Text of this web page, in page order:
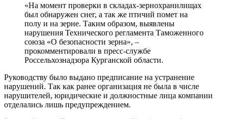
«На момент проверки в складах-зернохранилищах
был обнаружен снег, а так же птичий помет на
полу и на зерне. Таким образом, выявлены
нарушения Технического регламента Таможенного
союза «О безопасности зерна», –
прокомментировали в пресс-службе
Россельхознадзора Курганской области.
Руководству было выдано предписание на устранение
нарушений. Так как ранее организация не была в числе
нарушителей, юридические и должностные лица компании
отделались лишь предупреждением.